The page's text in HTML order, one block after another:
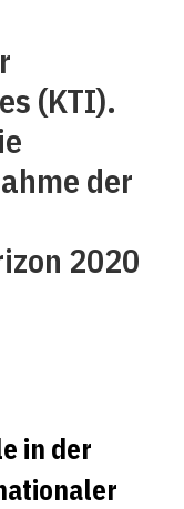
(KTI).
der
2020
in der